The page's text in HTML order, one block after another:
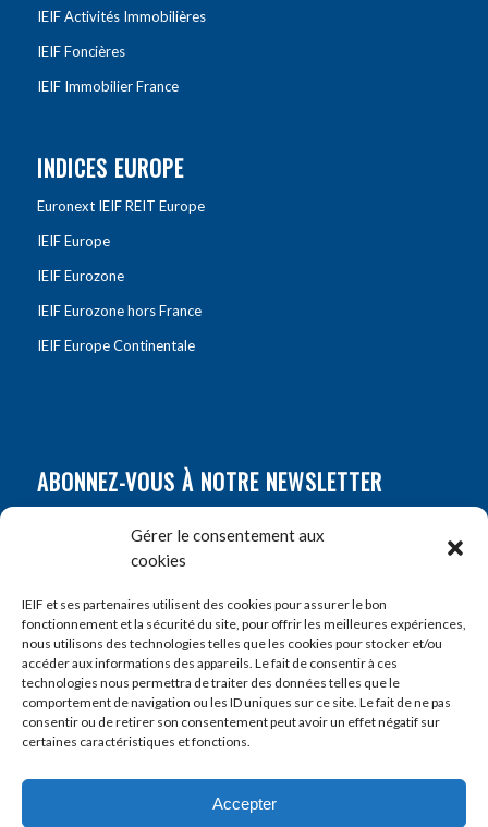
Gérer le consentement aux
cookies
IEIF et ses partenaires utilisent des cookies pour assurer le bon
fonctionnement et la sécurité du site, pour offrir les meilleures expériences,
nous utilisons des technologies telles que les cookies pour stocker et/ou
accéder aux informations des appareils. Le fait de consentir à ces
technologies nous permettra de traiter des données telles que le
comportement de navigation ou les ID uniques sur ce site. Le fait de ne pas
consentir ou de retirer son consentement peut avoir un effet négatif sur
certaines caractéristiques et fonctions.
Accepter
IEIF Activités Immobilières
IEIF Foncières
IEIF Immobilier France
INDICES EUROPE
Euronext IEIF REIT Europe
IEIF Europe
IEIF Eurozone
IEIF Eurozone hors France
IEIF Europe Continentale
ABONNEZ-VOUS À NOTRE NEWSLETTER
Prénom*
E-mail*